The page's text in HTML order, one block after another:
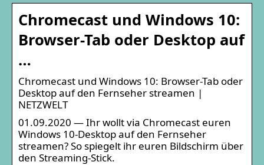
Chromecast und Windows 10:
Browser-Tab oder Desktop auf
…
Chromecast und Windows 10: Browser-Tab oder
Desktop auf den Fernseher streamen |
NETZWELT
01.09.2020 — Ihr wollt via Chromecast euren
Windows 10-Desktop auf den Fernseher
streamen? So spiegelt ihr euren Bildschirm über
den Streaming-Stick.